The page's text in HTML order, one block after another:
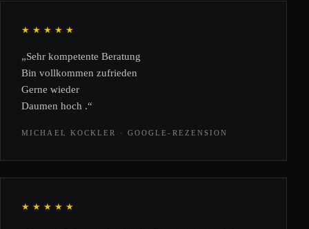
★★★★★
„Sehr kompetente Beratung
Bin vollkommen zufrieden
Gerne wieder
Daumen hoch .“
MICHAEL KOCKLER · GOOGLE-REZENSION
★★★★★